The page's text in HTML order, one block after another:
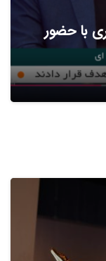
با حضور